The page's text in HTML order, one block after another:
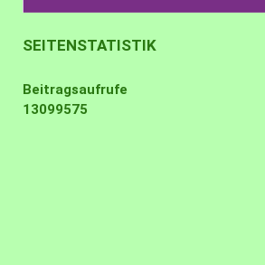
SEITENSTATISTIK
Beitragsaufrufe
13099575